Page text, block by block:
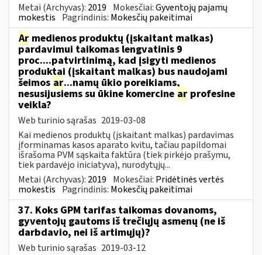
Metai (Archyvas): 2019 Mokesčiai:Gyventojų pajamų
mokestis Pagrindinis: Mokesčių pakeitimai
Ar medienos produktų (įskaitant malkas)
pardavimui taikomas lengvatinis 9
proc....patvirtinimą, kad įsigyti medienos
produktai (įskaitant malkas) bus naudojami
šeimos ar...namų ūkio poreikiams,
nesusijusiems su ūkine komercine ar profesine
veikla?
Web turinio sąrašas 2019-03-08
Kai medienos produktų (įskaitant malkas) pardavimas
įforminamas kasos aparato kvitu, tačiau papildomai
išrašoma PVM sąskaita faktūra (tiek pirkėjo prašymu,
tiek pardavėjo iniciatyva), nurodytųjų...
Metai (Archyvas): 2019 Mokesčiai: Pridėtinės vertės
mokestis Pagrindinis: Mokesčių pakeitimai
37. Koks GPM tarifas taikomas dovanoms,
gyventojų gautoms iš trečiųjų asmenų (ne iš
darbdavio, nei iš artimųjų)?
Web turinio sąrašas 2019-03-12